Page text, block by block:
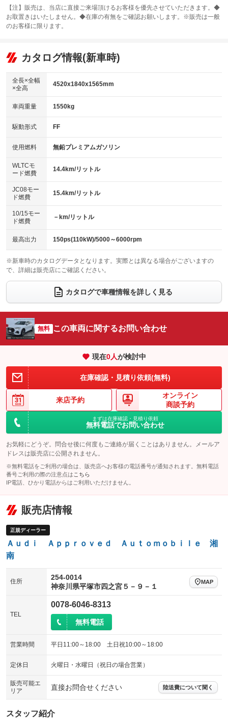
：装備なし
サンルーフ
：装備なし ABS
リフトアップ
：装備なし
：装備あり
パワーウィンドウ
アイドリングストップ
：装備あり
USB入力端子
：装備あり
100V電源
：装備なし
センターデフロック
：装備なし
電動格納ミラー
：装備あり
カーナビ：メモリーナビ他
：装備あり
TV
：装備なし
ビジュアル
：装備なし
：装備あり
革シート
キーレス
HID(キセノンライト)
：装備なし
バックカメラ
：装備あり
エアロ
：装備なし
：装備なし
パワーシート
ベンチシート
：装備なし
チップアップシート
：装備なし ：装備なし
：装備なし ：装備あり
ウォークスルー
：装備なし
電動リアゲート フロントカメラ
：装備あり
：装備なし ：装備あり
サイドカメラ
：装備あり ルーフレール
：装備なし
：装備なし
：装備あり
【注】販売は、当店に直接ご来場頂けるお客様を優先させていただきます。◆
お取置きはいたしません。◆在庫の有無をご確認お願いします。※販売は一般
のお客様に限ります。
カタログ情報(新車時)
全長×全幅
×全高
4520x1840x1565mm
車両重量 1550kg
駆動形式 FF
使用燃料 無鉛プレミアムガソリン
WLTCモ
ード燃費
14.4km/リットル
JC08モー
ド燃費
15.4km/リットル
10/15モー
ド燃費
－km/リットル
最高出力 150ps(110kW)/5000～6000rpm
※新車時のカタログデータとなります。実際とは異なる場合がございますの
で、詳細は販売店にご確認ください。
カタログで車種情報を詳しく見る
無料 この車両に関するお問い合わせ
現在0人が検討中
在庫確認・見積り依頼(無料)
来店予約
オンライン
商談予約
まずは在庫確認・見積り依頼
無料電話でお問い合わせ
お気軽にどうぞ。問合せ後に何度もご連絡が届くことはありません。メールア
ドレスは販売店に公開されません。
※無料電話をご利用の場合は、販売店へお客様の電話番号が通知されます。無料電話
番号ご利用の際の注意点は こちら
IP電話、ひかり電話からはご利用いただけません。
販売店情報
正規ディーラー
Ａｕｄｉ Ａｐｐｒｏｖｅｄ Ａｕｔｏｍｏｂｉｌｅ 湘
南
住所
254-0014
神奈川県平塚市四之宮５－９－１
MAP
TEL
0078-6046-8313
無料電話
営業時間 平日11:00～18:00 土日祝10:00～18:00
定休日 火曜日・水曜日（祝日の場合営業）
販売可能エ
リア
直接お問合せください 陸送費について聞く
スタッフ紹介